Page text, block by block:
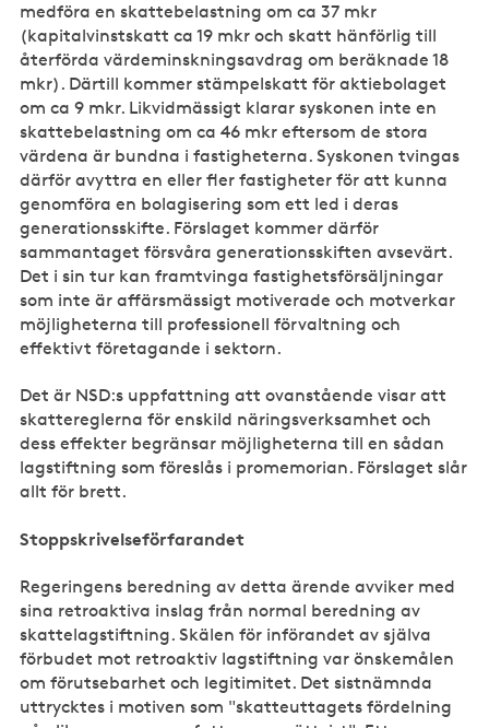
medföra en skattebelastning om ca 37 mkr
(kapitalvinstskatt ca 19 mkr och skatt hänförlig till
återförda värdeminskningsavdrag om beräknade 18
mkr). Därtill kommer stämpelskatt för aktiebolaget
om ca 9 mkr. Likvidmässigt klarar syskonen inte en
skattebelastning om ca 46 mkr eftersom de stora
värdena är bundna i fastigheterna. Syskonen tvingas
därför avyttra en eller fler fastigheter för att kunna
genomföra en bolagisering som ett led i deras
generationsskifte. Förslaget kommer därför
sammantaget försvåra generationsskiften avsevärt.
Det i sin tur kan framtvinga fastighetsförsäljningar
som inte är affärsmässigt motiverade och motverkar
möjligheterna till professionell förvaltning och
effektivt företagande i sektorn.
Det är NSD:s uppfattning att ovanstående visar att
skattereglerna för enskild näringsverksamhet och
dess effekter begränsar möjligheterna till en sådan
lagstiftning som föreslås i promemorian. Förslaget slår
allt för brett.
Stoppskrivelseförfarandet
Regeringens beredning av detta ärende avviker med
sina retroaktiva inslag från normal beredning av
skattelagstiftning. Skälen för införandet av själva
förbudet mot retroaktiv lagstiftning var önskemålen
om förutsebarhet och legitimitet. Det sistnämnda
uttrycktes i motiven som "skatteuttagets fördelning